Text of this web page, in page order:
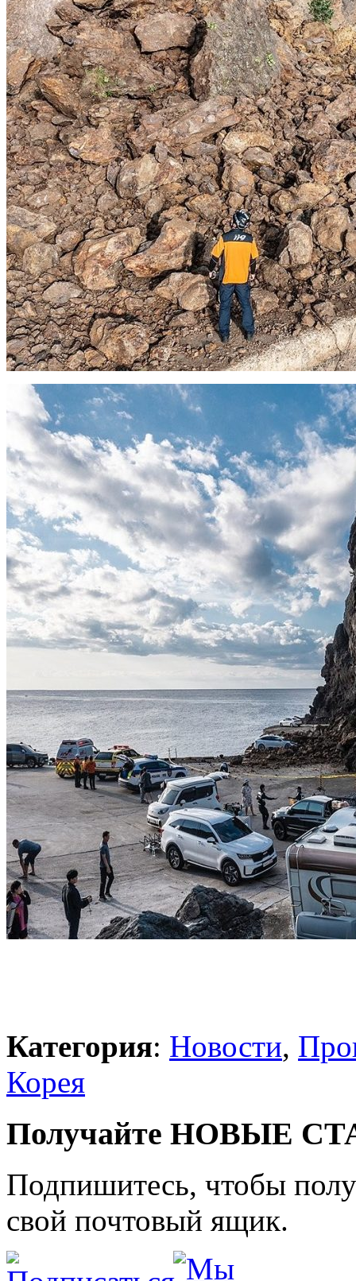
Категория: Новости,
Корея
Получайте НОВЫЕ
Подпишитесь, чтобы
свой почтовый ящик.